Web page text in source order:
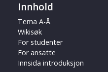
Innhold
Tema A-Å
Wikisøk
For studenter
For ansatte
Innsida introduksjon